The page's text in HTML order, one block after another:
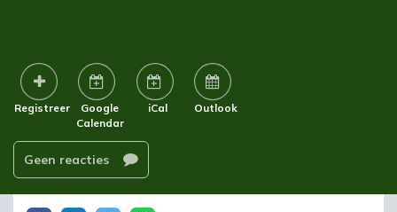
Registreer
Google
Calendar
iCal Outlook
Geen reacties